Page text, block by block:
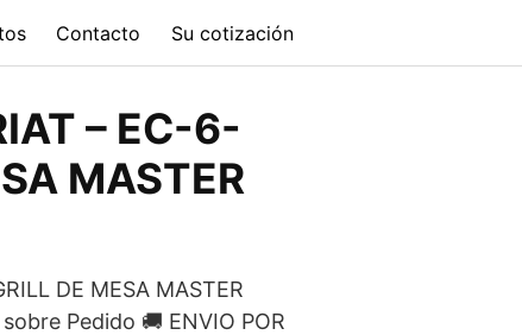
Contacto Su cotización
– EC-6-
MASTER
DE MESA MASTER
Pedido 🚚 ENVIO POR